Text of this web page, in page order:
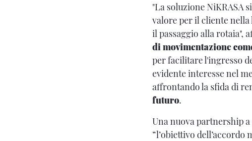
"La soluzione NiKRASA
valore per il cliente
il passaggio alla rotaia",
di movimentazione
per facilitare l'ingresso
evidente interesse nel
affrontando la sfida di
futuro.
Una nuova partnership
“l’obiettivo